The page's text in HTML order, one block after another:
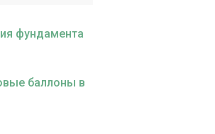
фундамента
баллоны в